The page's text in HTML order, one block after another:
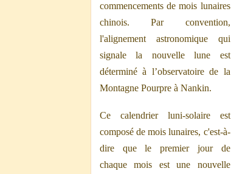
commencements de mois lunaires
chinois. Par convention,
l'alignement astronomique qui
signale la nouvelle lune est
déterminé à l’observatoire de la
Montagne Pourpre à Nankin.
Ce calendrier luni-solaire est
composé de mois lunaires, c'est-à-
dire que le premier jour de
chaque mois est une nouvelle